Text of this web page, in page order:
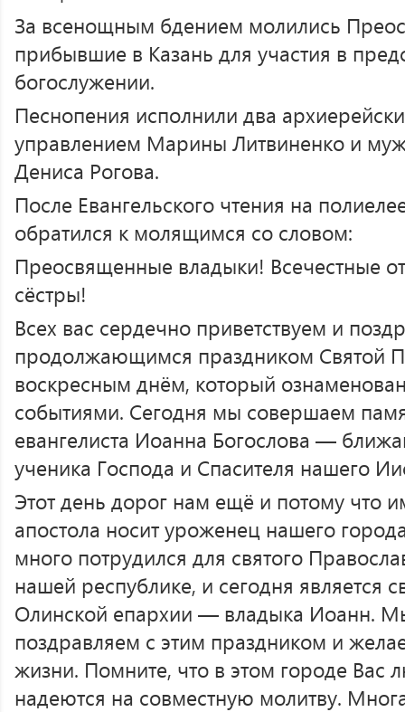
За всенощным бдением молились
прибывшие в Казань для участия в
богослужении.
Песнопения исполнили два
управлением Марины Литвиненко и
Дениса Рогова.
После Евангельского чтения на
обратился к молящимся со словом:
Преосвященные владыки! Всечестные
сёстры!
Всех вас сердечно приветствуем и
продолжающимся праздником Святой
воскресным днём, который
событиями. Сегодня мы совершаем
евангелиста Иоанна Богослова —
ученика Господа и Спасителя нашего
Этот день дорог нам ещё и потому что
апостола носит уроженец нашего
много потрудился для святого
нашей республике, и сегодня является
Олинской епархии — владыка Иоанн.
поздравляем с этим праздником и
жизни. Помните, что в этом городе Вас
надеются на совместную молитву.